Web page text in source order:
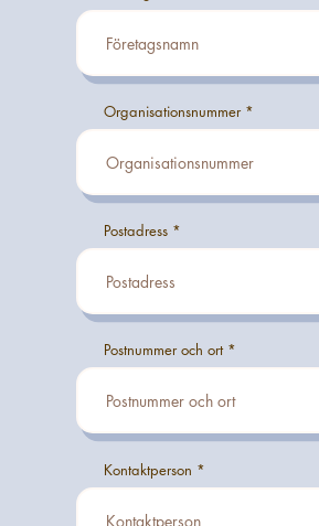
Organisationsnummer
Postadress
Postnummer och ort
Kontaktperson